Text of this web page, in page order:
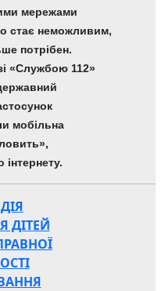
мережами
стає неможливим,
потрібен.
«Службою 112»
мобільна
інтернету.
ДІТЕЙ